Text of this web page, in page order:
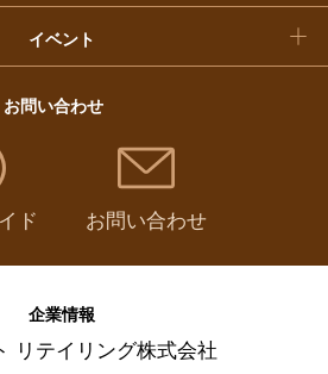
イベント
お問い合わせ
ド お問い合わせ
企業情報
リテイリング株式会社